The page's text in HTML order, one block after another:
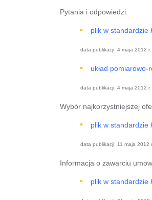
Pytania i odpowiedzi:
plik w standardzie
data publikacji: 4 maja 2012 r.
układ pomiarowo-
data publikacji: 4 maja 2012 r.
Wybór najkorzystniejszej
plik w standardzie
data publikacji: 11 maja 2012 r.
Informacja o zawarciu
plik w standardzie